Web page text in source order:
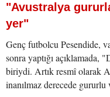
"Avustralya
yer"
Genç futbolcu Pesendide,
sonra yaptığı açıklamada,
biriydi. Artık resmî olarak
inanılmaz derecede